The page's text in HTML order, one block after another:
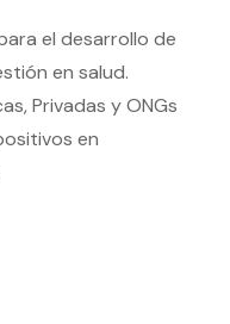
el desarrollo de
en salud.
Privadas y ONGs
en